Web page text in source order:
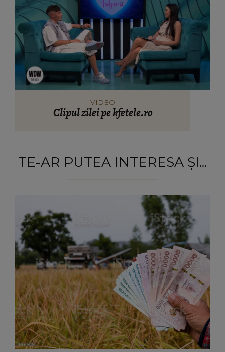
VIDEO
Clipul zilei pe kfetele.ro
TE-AR PUTEA INTERESA ȘI...